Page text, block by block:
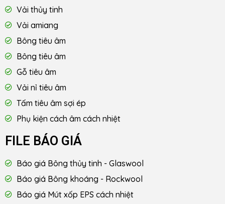
Vải thủy tinh
Vải amiang
Bông tiêu âm
Bông tiêu âm
Gỗ tiêu âm
Vải nỉ tiêu âm
Tấm tiêu âm sợi ép
Phụ kiện cách âm cách nhiệt
FILE BÁO GIÁ
Báo giá Bông thủy tinh - Glaswool
Báo giá Bông khoáng - Rockwool
Báo giá Mút xốp EPS cách nhiệt